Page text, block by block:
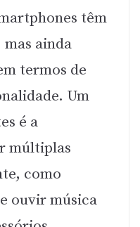
têm
ainda
termos de
Um
é a
múltiplas
como
ouvir música